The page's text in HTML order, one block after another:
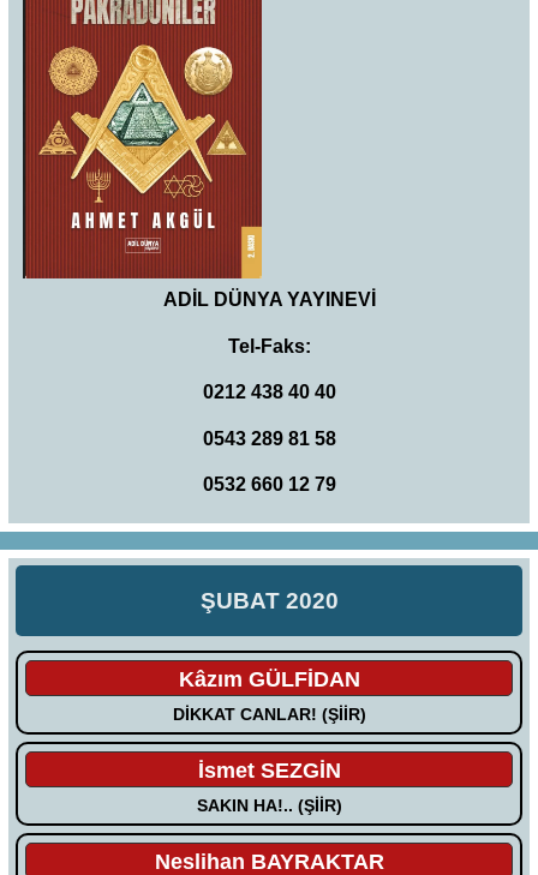
ADİL DÜNYA YAYINEVİ
Tel-Faks:
0212 438 40 40
0543 289 81 58
0532 660 12 79
ŞUBAT 2020
Kâzım GÜLFİDAN
DİKKAT CANLAR! (ŞİİR)
İsmet SEZGİN
SAKIN HA!.. (ŞİİR)
Neslihan BAYRAKTAR